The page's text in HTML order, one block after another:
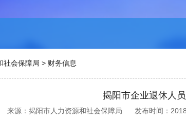
社会保障局 > 财务信息
揭阳市企业退休人
来源：揭阳市人力资源和社会保障局 发布时间：